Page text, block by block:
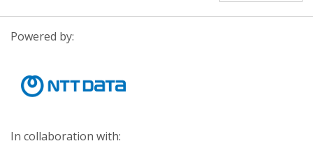
Powered by:
In collaboration with: